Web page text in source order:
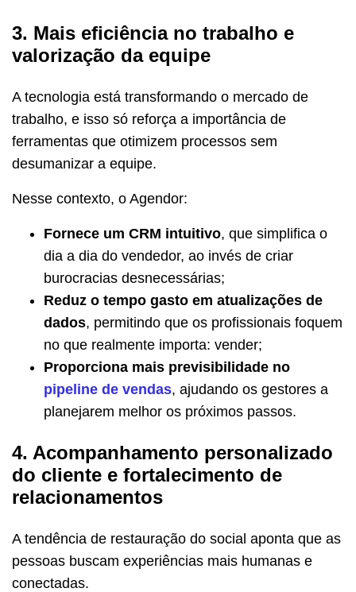
3. Mais eficiência no trabalho e
valorização da equipe
A tecnologia está transformando o mercado de
trabalho, e isso só reforça a importância de
ferramentas que otimizem processos sem
desumanizar a equipe.
Nesse contexto, o Agendor:
Fornece um CRM intuitivo, que simplifica o
dia a dia do vendedor, ao invés de criar
burocracias desnecessárias;
Reduz o tempo gasto em atualizações de
dados, permitindo que os profissionais foquem
no que realmente importa: vender;
Proporciona mais previsibilidade no
pipeline de vendas, ajudando os gestores a
planejarem melhor os próximos passos.
4. Acompanhamento personalizado
do cliente e fortalecimento de
relacionamentos
A tendência de restauração do social aponta que as
pessoas buscam experiências mais humanas e
conectadas.